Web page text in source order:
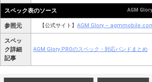
スペック表のソース AGM
参照元 【公式サイト】AGM Glory –
スペッ
ク詳細
記事
AGM Glory PROのスペック・対応バンドまとめ